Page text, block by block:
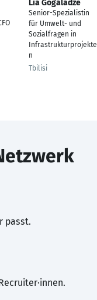
Lia Gogaladze
Senior-Spezialistin
für Umwelt- und
Sozialfragen in
Infrastrukturprojekte
n
Tbilisi
passt.